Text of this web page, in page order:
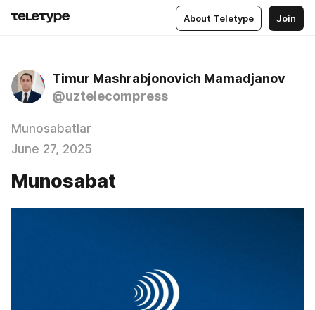
About Teletype Join
Timur Mashrabjonovich Mamadjanov
@uztelecompress
Munosabatlar
June 27, 2025
Munosabat